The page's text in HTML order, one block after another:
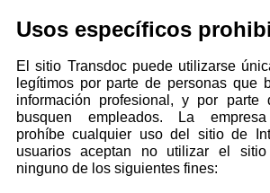
Usos específicos
El sitio Transdoc puede utilizarse
legítimos por parte de personas que
información profesional, y por parte
busquen empleados. La empresa
prohíbe cualquier uso del sitio de
usuarios aceptan no utilizar el
ninguno de los siguientes fines: